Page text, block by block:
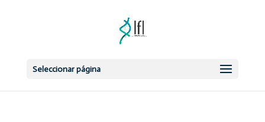
Seleccionar página